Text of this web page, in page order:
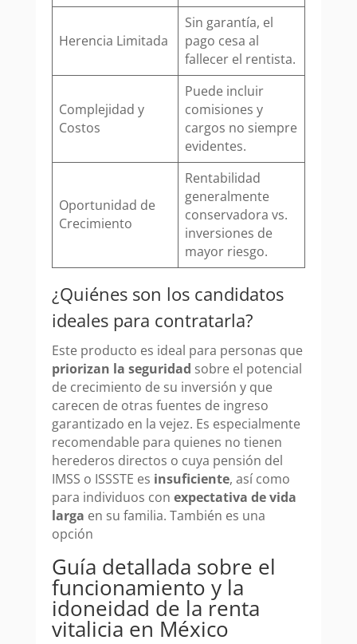
Herencia Limitada
Sin garantía, el
pago cesa al
fallecer el rentista.
Complejidad y
Costos
Puede incluir
comisiones y
cargos no siempre
evidentes.
Oportunidad de
Crecimiento
Rentabilidad
generalmente
conservadora vs.
inversiones de
mayor riesgo.
¿Quiénes son los candidatos
ideales para contratarla?
Este producto es ideal para personas que
priorizan la seguridad sobre el potencial
de crecimiento de su inversión y que
carecen de otras fuentes de ingreso
garantizado en la vejez. Es especialmente
recomendable para quienes no tienen
herederos directos o cuya pensión del
IMSS o ISSSTE es insuficiente, así como
para individuos con expectativa de vida
larga en su familia. También es una
opción
Guía detallada sobre el
funcionamiento y la
idoneidad de la renta
vitalicia en México